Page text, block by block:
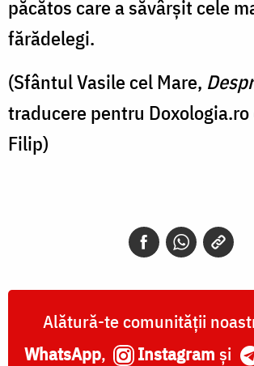
păcătos care a săvârșit cele
fărădelegi.
(Sfântul Vasile cel Mare,
traducere pentru Doxologia.ro
Filip)
Alătură-te comunității
WhatsApp, Instagram și